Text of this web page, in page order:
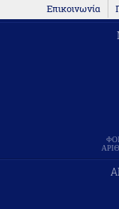
Επικοινωνία